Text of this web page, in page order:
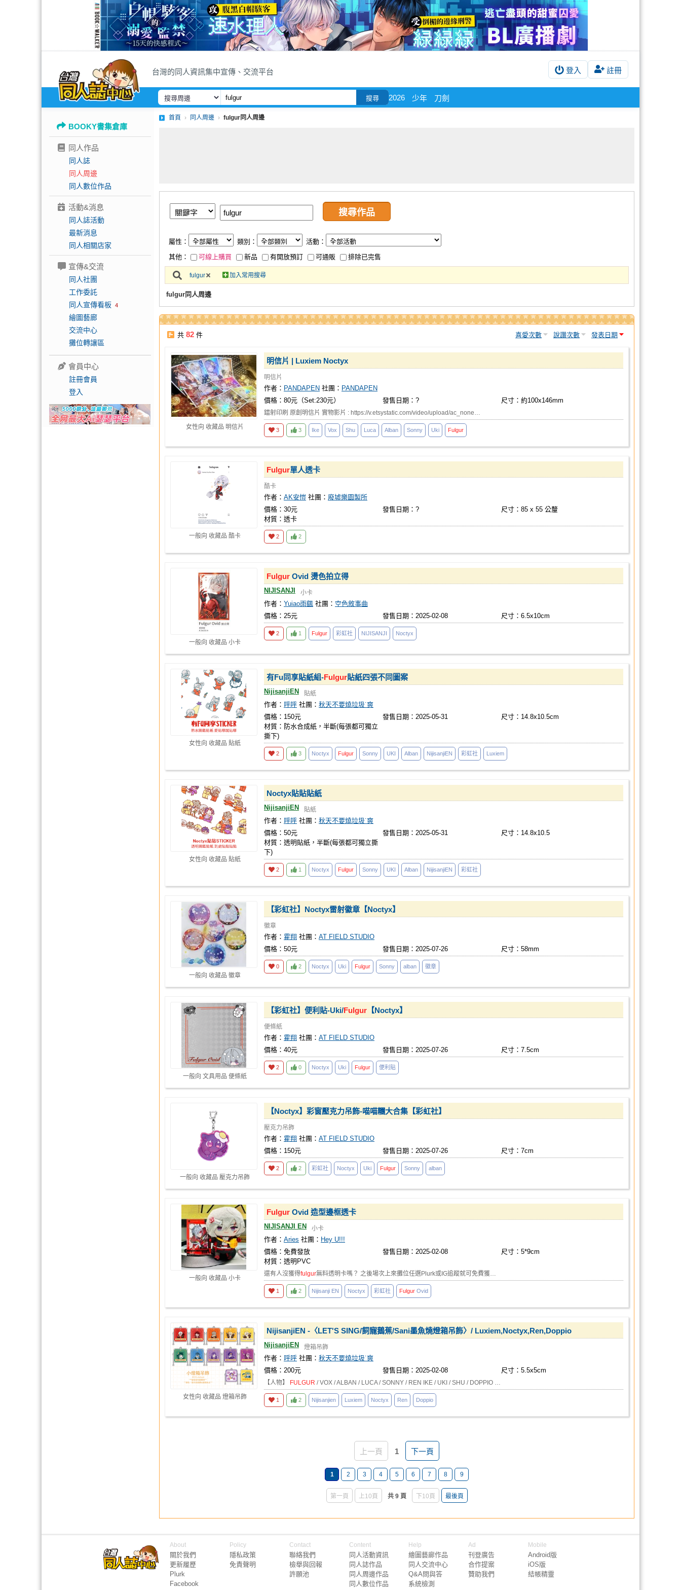
台灣的同人資訊集中宣傳、交流平台 登入 註冊
搜尋 2026 少年 刀劍
BOOKY書集倉庫
同人作品
同人誌
同人周邊
同人數位作品
活動&消息
同人誌活動
最新消息
同人相關店家
宣傳&交流
同人社團
工作委託
同人宣傳看板 4
繪圖藝廊
交流中心
攤位轉讓區
會員中心
註冊會員
登入
首頁 同人周邊 fulgur同人周邊
屬性： 類別：
活動：
其他：
可線上購買 新品 有開放預訂 可通販 排除已完售
fulgur 加入常用搜尋
fulgur同人周邊
共 82 件 喜愛次數 說讚次數 發表日期
女性向 收藏品 明信片
明信片 | Luxiem Noctyx
明信片
作者： PANDAPEN 社團： PANDAPEN
價格：80元（Set:230元）
發售日期：? 尺寸：約100x146mm
鐳射印刷 原創明信片 實物影片 : https://v.etsystatic.com/video/upload/ac_none…
3 3 Ike Vox Shu Luca Alban Sonny Uki Fulgur
一般向 收藏品 酷卡
Fulgur單人透卡
酷卡
作者： AK安愷 社團： 廢墟樂園製所
價格：30元
發售日期：?
尺寸：85 x 55 公釐
材質：透卡
2 2
一般向 收藏品 小卡
Fulgur Ovid 燙色拍立得
NIJISANJI 小卡
作者： Yuiao雨颻 社團： 空色敘事曲
價格：25元
發售日期：2025-02-08 尺寸：6.5x10cm
2 1 Fulgur 彩虹社 NIJISANJI Noctyx
女性向 收藏品 貼紙
有Fu同享貼紙組-Fulgur貼紙四張不同圖案
NijisanjiEN 貼紙
作者： 呼呼 社團： 秋天不要燒垃圾˙爽
價格：150元
發售日期：2025-05-31
尺寸：14.8x10.5cm
材質：防水合成紙，半斷(每張都可獨立
撕下)
2 3 Noctyx Fulgur Sonny UKI Alban NijisanjiEN 彩虹社 Luxiem
女性向 收藏品 貼紙
Noctyx貼貼貼紙
NijisanjiEN 貼紙
作者： 呼呼 社團： 秋天不要燒垃圾˙爽
價格：50元
發售日期：2025-05-31
尺寸：14.8x10.5
材質：透明貼紙，半斷(每張都可獨立撕
下)
2 1 Noctyx Fulgur Sonny UKI Alban NijisanjiEN 彩虹社
一般向 收藏品 徽章
【彩虹社】Noctyx雷射徽章【Noctyx】
徽章
作者： 霍翔 社團： AT FIELD STUDIO
價格：50元
發售日期：2025-07-26 尺寸：58mm
0 2 Noctyx Uki Fulgur Sonny alban 徽章
一般向 文具用品 便條紙
【彩虹社】便利貼-Uki/Fulgur 【Noctyx】
便條紙
作者： 霍翔 社團： AT FIELD STUDIO
價格：40元
發售日期：2025-07-26 尺寸：7.5cm
2 0 Noctyx Uki Fulgur 便利貼
一般向 收藏品 壓克力吊飾
【Noctyx】彩窗壓克力吊飾-喵喵糰大合集【彩虹社】
壓克力吊飾
作者： 霍翔 社團： AT FIELD STUDIO
價格：150元
發售日期：2025-07-26 尺寸：7cm
2 2 彩虹社 Noctyx Uki Fulgur Sonny alban
一般向 收藏品 小卡
Fulgur Ovid 造型邊框透卡
NIJISANJI EN 小卡
作者： Aries 社團： Hey U!!!
價格：免費發放
發售日期：2025-02-08
尺寸：5*9cm
材質：透明PVC
還有人沒獲得fulgur無料透明卡嗎？ 之後場次上來攤位任選Plurk或IG追蹤就可免費獲…
1 2 Nijisanji EN Noctyx 彩虹社 Fulgur Ovid
女性向 收藏品 燈箱吊飾
NijisanjiEN -〈LET'S SING/飼寵鵝蕉/Sani墨魚燒燈箱吊飾〉/ Luxiem,Noctyx,Ren,Doppio
NijisanjiEN 燈箱吊飾
作者： 呼呼 社團： 秋天不要燒垃圾˙爽
價格：200元
發售日期：2025-02-08 尺寸：5.5x5cm
【人物】 FULGUR / VOX / ALBAN / LUCA / SONNY / REN IKE / UKI / SHU / DOPPIO …
1 2 Nijisanjien Luxiem Noctyx Ren Doppio
上一頁 1 下一頁
1 2 3 4 5 6 7 8 9
第一頁 上10頁 共 9 頁 下10頁 最後頁
About
關於我們
更新履歷
Plurk
Facebook
Policy
隱私政策
免責聲明
Contact
聯絡我們
檢舉與回報
許願池
Content
同人活動資訊
同人誌作品
同人周邊作品
同人數位作品
Help
繪圖藝廊作品
同人交流中心
Q&A問與答
系統檢測
Ad
刊登廣告
合作提案
贊助我們
Mobile
Android版
iOS版
結帳精靈